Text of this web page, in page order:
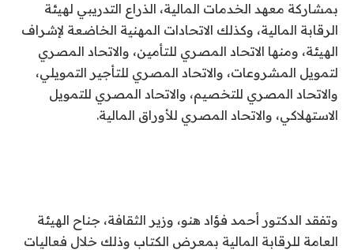
بمشاركة معهد الخدمات المالية، الذراع التدريبي لهيئة
الرقابة المالية، وكذلك الاتحادات المهنية الخاضعة لإشراف
الهيئة، ومنها الاتحاد المصري للتأمين، والاتحاد المصري
لتمويل المشروعات، والاتحاد المصري للتأجير التمويلي،
والاتحاد المصري للتخصيم، والاتحاد المصري للتمويل
الاستهلاكي، والاتحاد المصري للأوراق المالية.
وتفقد الدكتور أحمد فؤاد هنو، وزير الثقافة، جناح الهيئة
العامة للرقابة المالية بمعرض الكتاب وذلك خلال فعاليات